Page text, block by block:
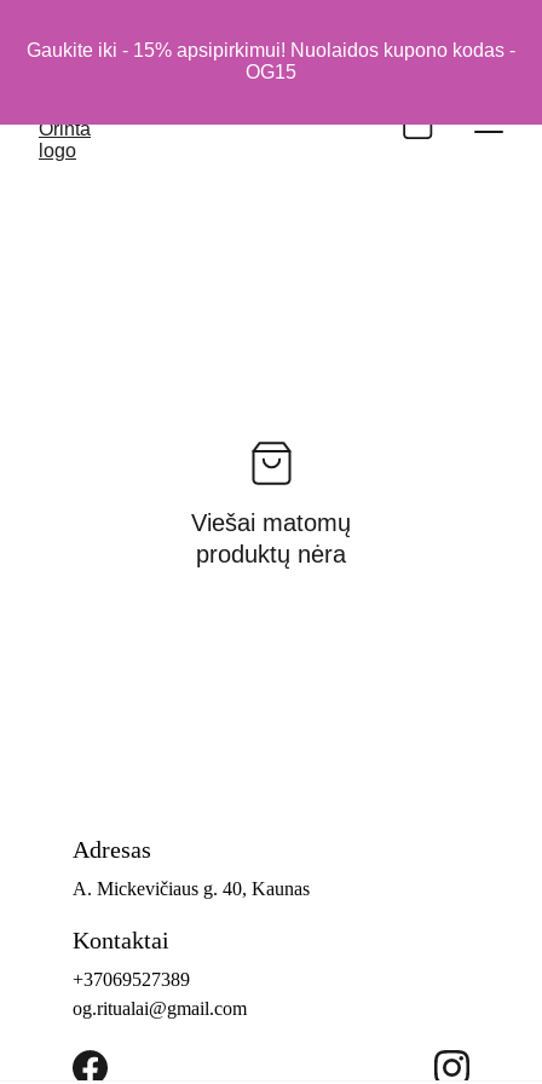
Gaukite iki - 15% apsipirkimui! Nuolaidos kupono kodas -
OG15
Viešai matomų
produktų nėra
Adresas
A. Mickevičiaus g. 40, Kaunas
Kontaktai
+37069527389
og.ritualai@gmail.com